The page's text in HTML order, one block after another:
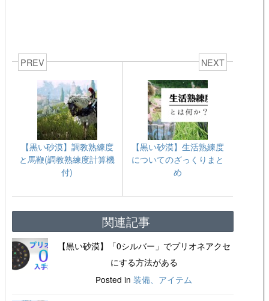
760
道人 43
765
道人 44
770
道人 45
775
道人 46
780
道人 47
785
PREV
【黒い砂漠】調教熟練度
と馬鞭(調教熟練度計算機
付)
NEXT
【黒い砂漠】生活熟練度
についてのざっくりまと
め
関連記事
【黒い砂漠】「0シルバー」でプリオネアクセ
にする方法がある
Posted in 装備、アイテム